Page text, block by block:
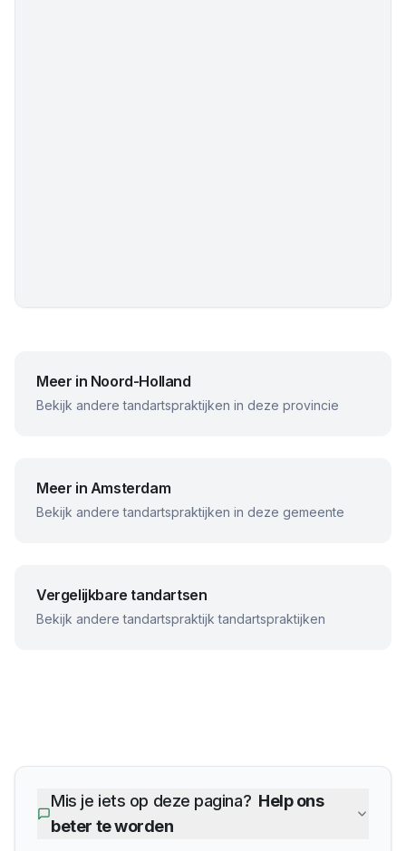
Meer in Noord-Holland
Bekijk andere tandartspraktijken in deze provincie
Meer in Amsterdam
Bekijk andere tandartspraktijken in deze gemeente
Vergelijkbare tandartsen
Bekijk anderetandartspraktijk tandartspraktijken
Mis je iets op deze pagina? Help ons
beter te worden